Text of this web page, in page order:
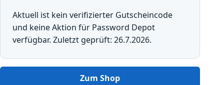
Aktuell ist kein verifizierter Gutscheincode
und keine Aktion für Password Depot
verfügbar. Zuletzt geprüft: 26.7.2026.
Zum Shop